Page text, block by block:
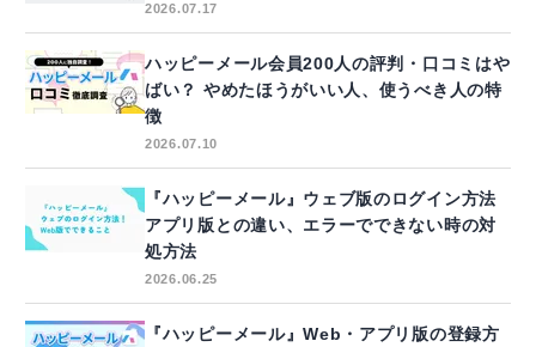
2026.07.17
ハッピーメール会員200人の評判・口コミはや
ばい？ やめたほうがいい人、使うべき人の特
徴
2026.07.10
『ハッピーメール』ウェブ版のログイン方法
アプリ版との違い、エラーでできない時の対
処方法
2026.06.25
『ハッピーメール』Web・アプリ版の登録方